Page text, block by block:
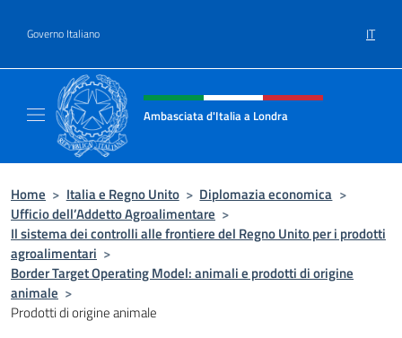
Governo Italiano IT
Intestazione sito, social e menù
Ambasciata d'Italia a Londra
Home > Italia e Regno Unito > Diplomazia economica >
Ufficio dell’Addetto Agroalimentare >
Il sistema dei controlli alle frontiere del Regno Unito per i prodotti
agroalimentari >
Border Target Operating Model: animali e prodotti di origine
animale >
Prodotti di origine animale